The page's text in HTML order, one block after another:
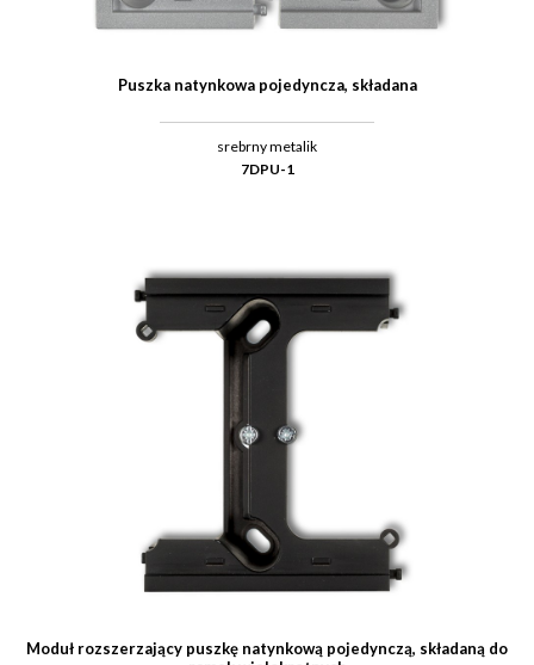
Puszka natynkowa pojedyncza, składana
srebrny metalik
7DPU-1
Moduł rozszerzający puszkę natynkową pojedynczą, składaną do